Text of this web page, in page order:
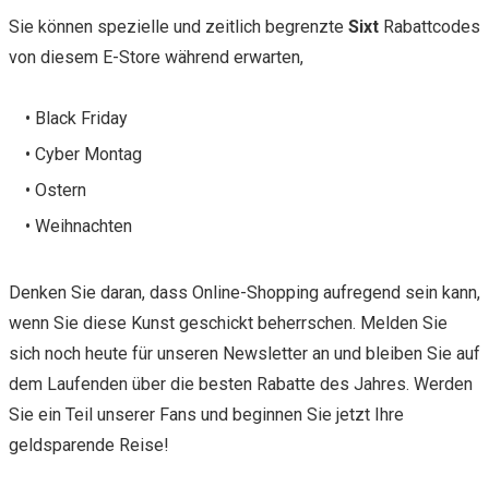
Sie können spezielle und zeitlich begrenzte Sixt Rabattcodes
von diesem E-Store während erwarten,
• Black Friday
• Cyber Montag
• Ostern
• Weihnachten
Denken Sie daran, dass Online-Shopping aufregend sein kann,
wenn Sie diese Kunst geschickt beherrschen. Melden Sie
sich noch heute für unseren Newsletter an und bleiben Sie auf
dem Laufenden über die besten Rabatte des Jahres. Werden
Sie ein Teil unserer Fans und beginnen Sie jetzt Ihre
geldsparende Reise!